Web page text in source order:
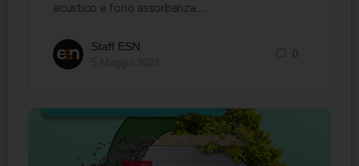
acustico e fono assorbenza.…
Staff ESN
0